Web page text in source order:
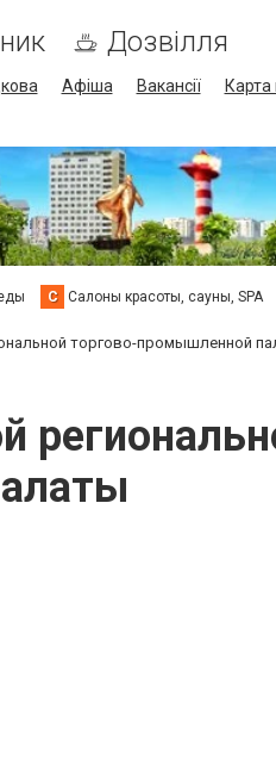
Дозвілля
Афіша Вакансії Карта
С Салоны красоты, сауны, SPA
торгово-промышленной